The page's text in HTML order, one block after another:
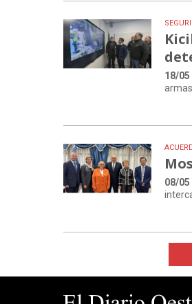
18/05
08/05